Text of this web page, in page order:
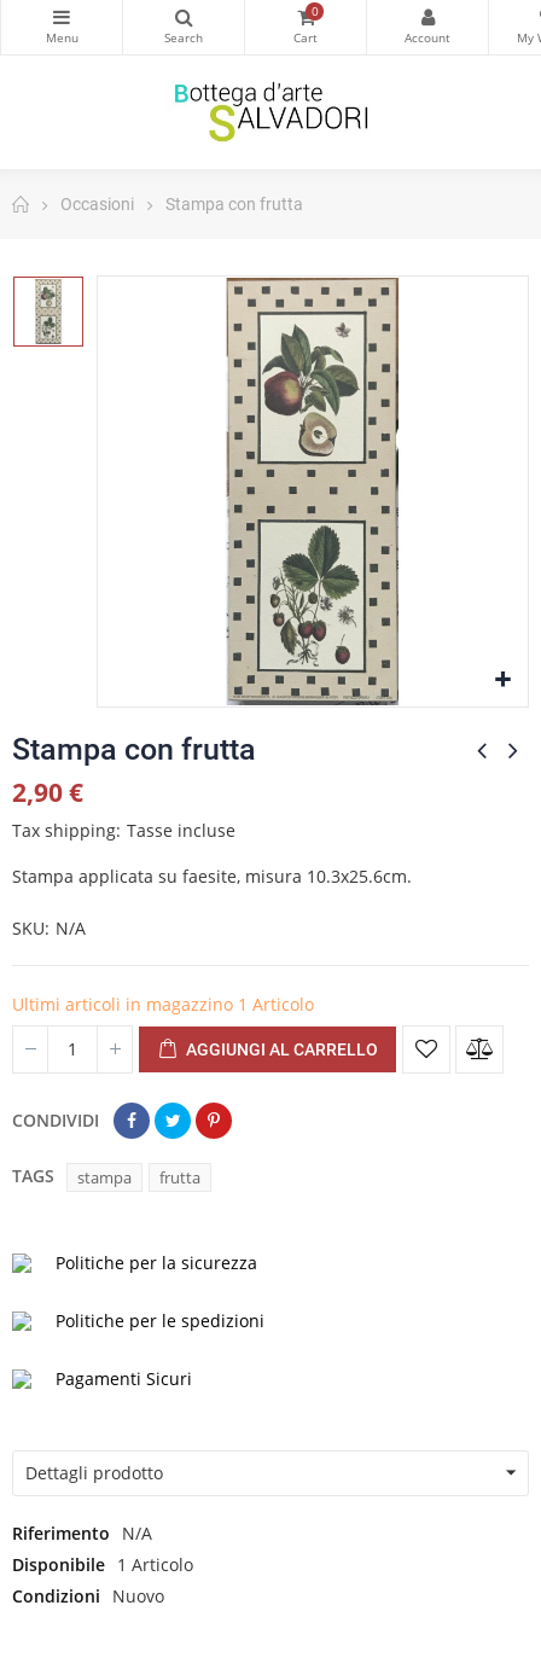
0
Occasioni Stampa con frutta
Stampa con frutta
2,90 €
Tax shipping Tasse incluse
Stampa applicata su faesite, misura 10.3x25.6cm.
SKU N/A
Ultimi articoli in magazzino 1 Articolo
AGGIUNGI AL CARRELLO
CONDIVIDI
TAGS stampa frutta
Politiche per la sicurezza
Politiche per le spedizioni
Pagamenti Sicuri
Dettagli prodotto
Riferimento
N/A
Disponibile 1 Articolo
Condizioni
Nuovo